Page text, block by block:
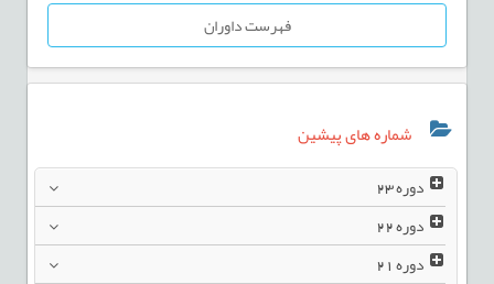
فهرست داوران
شماره های پیشین
دوره23
دوره22
دوره21